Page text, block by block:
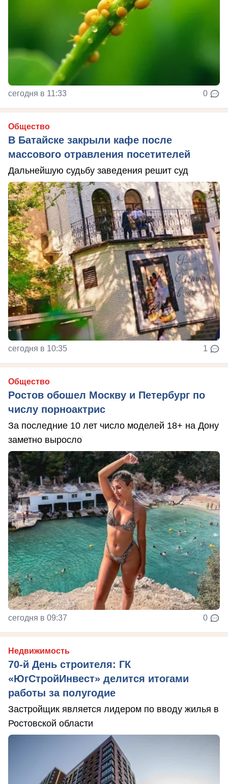
сегодня в 11:33 0
Общество
В Батайске закрыли кафе после
массового отравления посетителей
Дальнейшую судьбу заведения решит суд
сегодня в 10:35 1
Общество
Ростов обошел Москву и Петербург по
числу порноактрис
За последние 10 лет число моделей 18+ на Дону
заметно выросло
сегодня в 09:37 0
Недвижимость
70-й День строителя: ГК
«ЮгСтройИнвест» делится итогами
работы за полугодие
Застройщик является лидером по вводу жилья в
Ростовской области